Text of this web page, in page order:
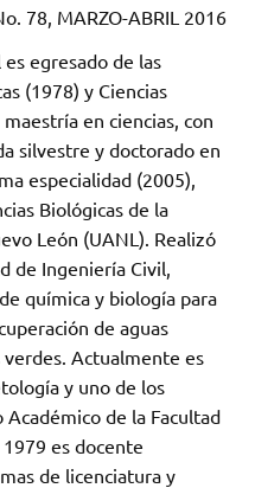
78, MARZO-ABRIL 2016
egresado de las
(1978) y Ciencias
en ciencias, con
silvestre y doctorado en
especialidad (2005),
Biológicas de la
León (UANL). Realizó
de Ingeniería Civil,
química y biología para
de aguas
verdes. Actualmente es
y uno de los
de la Facultad
es docente
de licenciatura y